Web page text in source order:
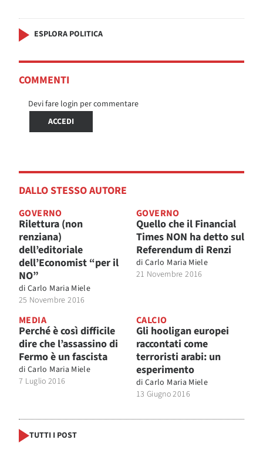
ESPLORA POLITICA
COMMENTI
Devi fare login per commentare
ACCEDI
DALLO STESSO AUTORE
GOVERNO
Rilettura (non
renziana)
dell’editoriale
dell’Economist “per il
NO”
di Carlo Maria Miele
25 Novembre 2016
GOVERNO
Quello che il Financial
Times NON ha detto sul
Referendum di Renzi
di Carlo Maria Miele
21 Novembre 2016
MEDIA
Perché è così difficile
dire che l’assassino di
Fermo è un fascista
di Carlo Maria Miele
7 Luglio 2016
CALCIO
Gli hooligan europei
raccontati come
terroristi arabi: un
esperimento
di Carlo Maria Miele
13 Giugno 2016
TUTTI I POST